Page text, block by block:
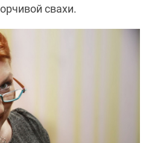
свахи.